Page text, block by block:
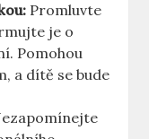
Promluvte
je o
Pomohou
a dítě se bude